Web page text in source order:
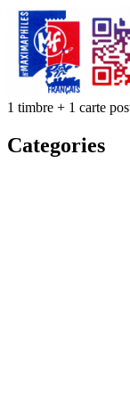
1 timbre + 1 carte
Categories